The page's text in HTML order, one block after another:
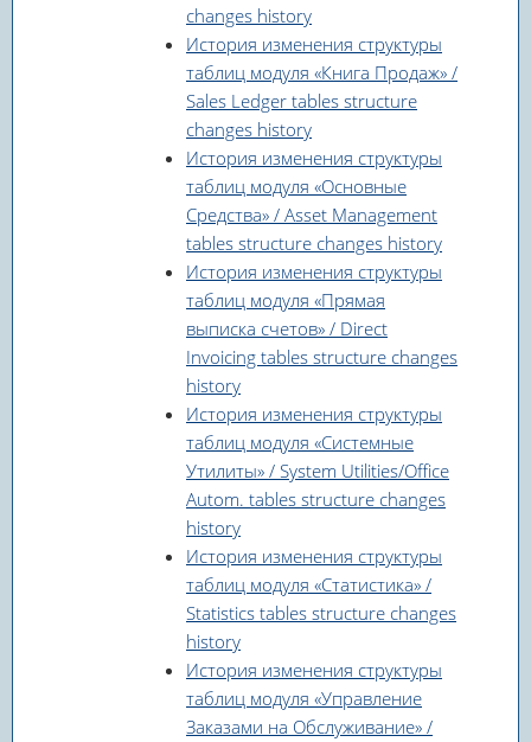
changes history
История изменения структуры
таблиц модуля «Книга Продаж» /
Sales Ledger tables structure
changes history
История изменения структуры
таблиц модуля «Основные
Средства» / Asset Management
tables structure changes history
История изменения структуры
таблиц модуля «Прямая
выписка счетов» / Direct
Invoicing tables structure changes
history
История изменения структуры
таблиц модуля «Системные
Утилиты» / System Utilities/Office
Autom. tables structure changes
history
История изменения структуры
таблиц модуля «Статистика» /
Statistics tables structure changes
history
История изменения структуры
таблиц модуля «Управление
Заказами на Обслуживание» /